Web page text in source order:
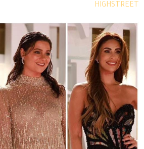
HIGHSTREET